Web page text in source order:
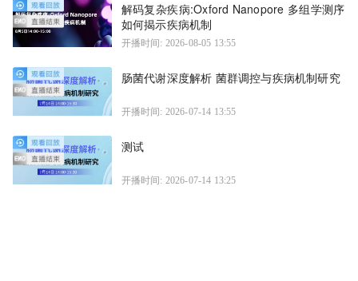
解码复杂疾病:Oxford Nanopore 多组学测序
如何揭示疾病机制
开播时间: 2026-08-05 13:55
肠菌代谢深度解析 菌群调控与疾病机制研究
开播时间: 2026-07-14 13:55
测试
开播时间: 2026-07-14 13:25